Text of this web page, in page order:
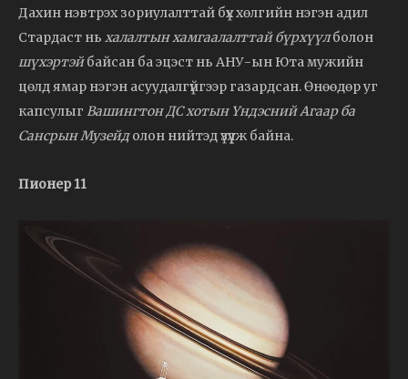
Дахин нэвтрэх зориулалттай бүх хөлгийн нэгэн адил
Стардаст нь халалтын хамгаалалттай бүрхүүлболон
шүхэртэйбайсан ба эцэст нь АНУ-ын Юта мужийн
цөлд ямар нэгэн асуудалгүйгээр газардсан. Өнөөдөр уг
капсулыг Вашингтон ДС хотын Үндэсний Агаар ба
Сансрын Музейдолон нийтэд үзүүлж байна.
Пионер 11